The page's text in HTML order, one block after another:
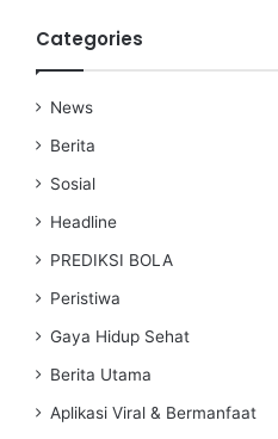
Categories
News
Berita
Sosial
Headline
PREDIKSI BOLA
Peristiwa
Gaya Hidup Sehat
Berita Utama
Aplikasi Viral & Bermanfaat